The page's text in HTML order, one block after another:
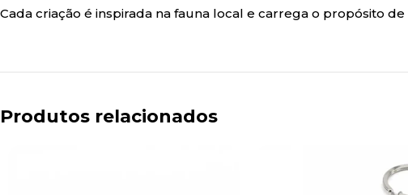
Cada criação é inspirada na fauna local e carrega o propósito de
Produtos relacionados